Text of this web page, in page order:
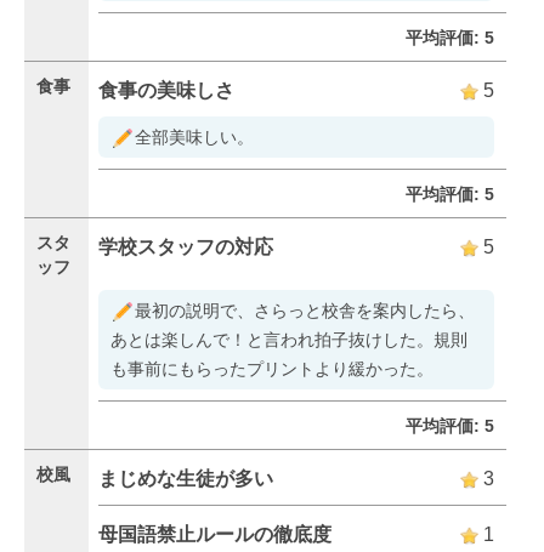
平均評価: 5
食事 食事の美味しさ 5
全部美味しい。
平均評価: 5
スタ
ッフ
学校スタッフの対応 5
最初の説明で、さらっと校舎を案内したら、
あとは楽しんで！と言われ拍子抜けした。規則
も事前にもらったプリントより緩かった。
平均評価: 5
校風 まじめな生徒が多い 3
母国語禁止ルールの徹底度 1